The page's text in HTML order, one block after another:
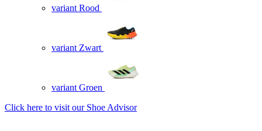
variant Rood
variant Zwart
variant Groen
Click here to visit our Shoe Advisor